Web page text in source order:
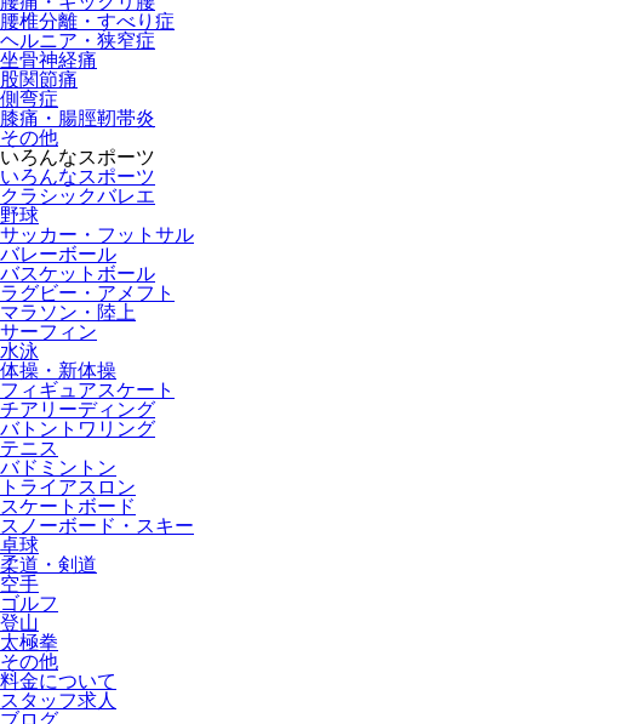
腰椎分離・すべり症
ヘルニア・狭窄症
坐骨神経痛
股関節痛
側弯症
膝痛・腸脛靭帯炎
その他
いろんなスポーツ
いろんなスポーツ
クラシックバレエ
野球
サッカー・フットサル
バレーボール
バスケットボール
ラグビー・アメフト
マラソン・陸上
サーフィン
水泳
体操・新体操
フィギュアスケート
チアリーディング
バトントワリング
テニス
バドミントン
トライアスロン
スケートボード
スノーボード・スキー
卓球
柔道・剣道
空手
ゴルフ
登山
太極拳
その他
料金について
スタッフ求人
ブログ